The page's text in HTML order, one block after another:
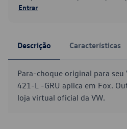
Entrar
Descrição Características
Para-choque original para
421-L -GRU aplica em Fox.
loja virtual oficial da VW.